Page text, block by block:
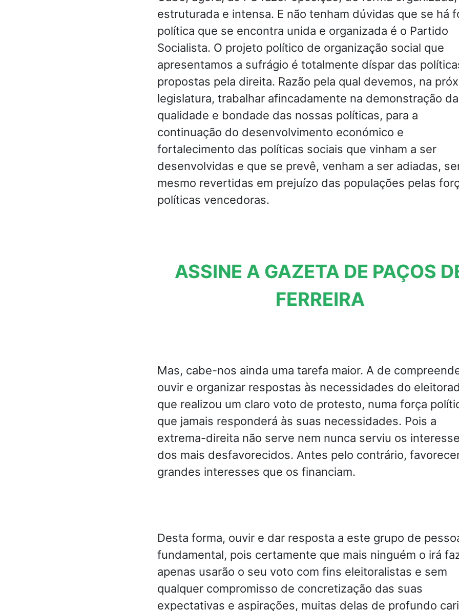
estruturada e intensa. E não tenham dúvidas que se há
política que se encontra unida e organizada é o Partido
Socialista. O projeto político de organização social que
apresentamos a sufrágio é totalmente díspar das
propostas pela direita. Razão pela qual devemos, na
legislatura, trabalhar afincadamente na demonstração da
qualidade e bondade das nossas políticas, para a
continuação do desenvolvimento económico e
fortalecimento das políticas sociais que vinham a ser
desenvolvidas e que se prevê, venham a ser adiadas,
mesmo revertidas em prejuízo das populações pelas
políticas vencedoras.
ASSINE A GAZETA DE PAÇOS
FERREIRA
Mas, cabe-nos ainda uma tarefa maior. A de
ouvir e organizar respostas às necessidades do
que realizou um claro voto de protesto, numa força
que jamais responderá às suas necessidades. Pois a
extrema-direita não serve nem nunca serviu os
dos mais desfavorecidos. Antes pelo contrário,
grandes interesses que os financiam.
Desta forma, ouvir e dar resposta a este grupo de
fundamental, pois certamente que mais ninguém o irá
apenas usarão o seu voto com fins eleitoralistas e sem
qualquer compromisso de concretização das suas
expectativas e aspirações, muitas delas de profundo